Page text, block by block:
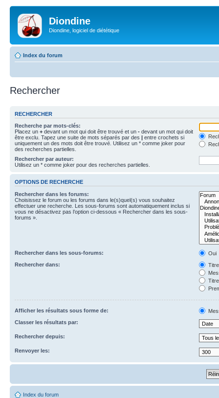
Diondine
Diondine, logiciel de diététique
Index du forum
Rechercher
RECHERCHER
Recherche par mots-clés:
Placez un + devant un mot qui doit être trouvé et un - devant un mot qui doit
être exclu. Tapez une suite de mots séparés par des | entre crochets si
uniquement un des mots doit être trouvé. Utilisez un * comme joker pour
des recherches partielles.
Rechercher par auteur:
Utilisez un * comme joker pour des recherches partielles.
OPTIONS DE RECHERCHE
Rechercher dans les forums:
Choisissez le forum ou les forums dans le(s)quel(s) vous souhaitez
effectuer une recherche. Les sous-forums sont automatiquement inclus si
vous ne désactivez pas l’option ci-dessous « Rechercher dans les sous-
forums ».
Rechercher dans les sous-forums:
Oui
Rechercher dans:
Afficher les résultats sous forme de:
Classer les résultats par:
Rechercher depuis:
Renvoyer les:
Index du forum